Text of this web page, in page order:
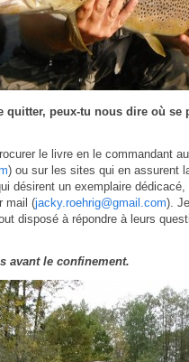
quitter, peux-tu nous dire où se
le livre en le commandant
) ou sur les sites qui en assurent
désirent un exemplaire dédicacé,
mail (jacky.roehrig@gmail.com).
disposé à répondre à leurs
avant le confinement.